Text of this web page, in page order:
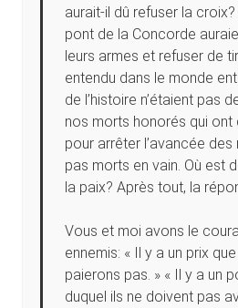
aurait-il dû refuser la
pont de la Concorde
leurs armes et refuser de
entendu dans le monde
de l’histoire n’étaient pas
nos morts honorés qui ont
pour arrêter l’avancée des
pas morts en vain. Où est
la paix? Après tout, la
Vous et moi avons le
ennemis: « Il y a un prix
paierons pas. » « Il y a un
duquel ils ne doivent pas